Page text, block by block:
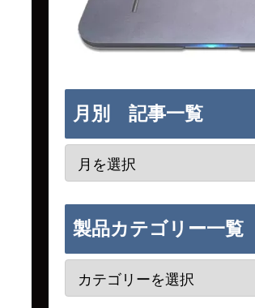
月別 記事一覧
製品カテゴリー一覧